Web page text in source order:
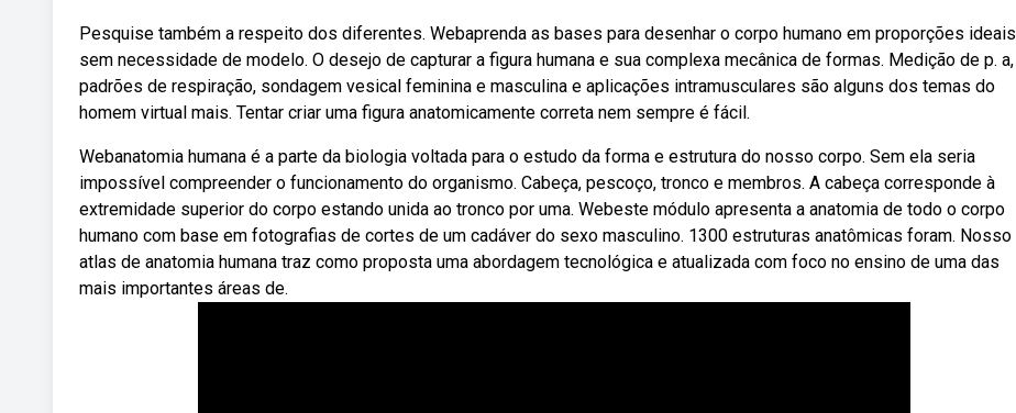
Pesquise também a respeito dos diferentes. Webaprenda as bases para desenhar o corpo humano em proporções ideais
sem necessidade de modelo. O desejo de capturar a figura humana e sua complexa mecânica de formas. Medição de p. a,
padrões de respiração, sondagem vesical feminina e masculina e aplicações intramusculares são alguns dos temas do
homem virtual mais. Tentar criar uma figura anatomicamente correta nem sempre é fácil.
Webanatomia humana é a parte da biologia voltada para o estudo da forma e estrutura do nosso corpo. Sem ela seria
impossível compreender o funcionamento do organismo. Cabeça, pescoço, tronco e membros. A cabeça corresponde à
extremida­de superior do corpo estando unida ao tronco por uma. Webeste módulo apresenta a anatomia de todo o corpo
humano com base em fotografias de cortes de um cadáver do sexo masculino. 1300 estruturas anatômicas foram. Nosso
atlas de anatomia humana traz como proposta uma abordagem tecnológica e atualizada com foco no ensino de uma das
mais importantes áreas de.